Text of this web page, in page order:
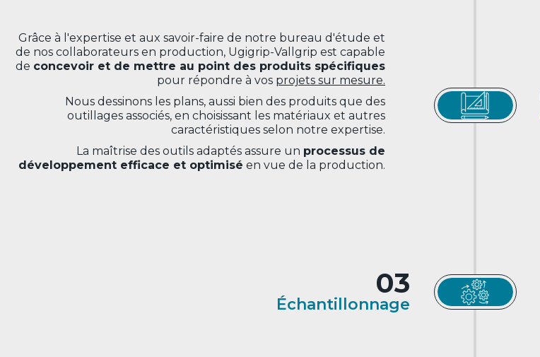
Grâce à l'expertise et aux savoir-faire de notre bureau d'étude et
de nos collaborateurs en production, Ugigrip-Vallgrip est capable
de concevoir et de mettre au point des produits spécifiques
pour répondre à vos projets sur mesure.
Nous dessinons les plans, aussi bien des produits que des
outillages associés, en choisissant les matériaux et autres
caractéristiques selon notre expertise.
La maîtrise des outils adaptés assure un processus de
développement efficace et optimisé en vue de la production.
03
Échantillonnage